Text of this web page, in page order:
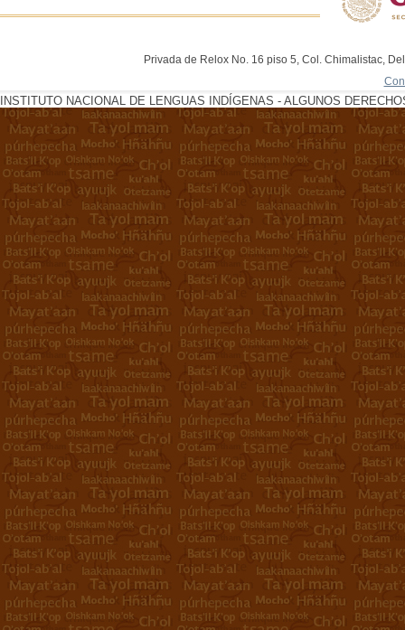
Privada de Relox No. 16 piso 5, Col. Chimalistac,
INSTITUTO NACIONAL DE LENGUAS INDÍGENAS - ALGUNOS